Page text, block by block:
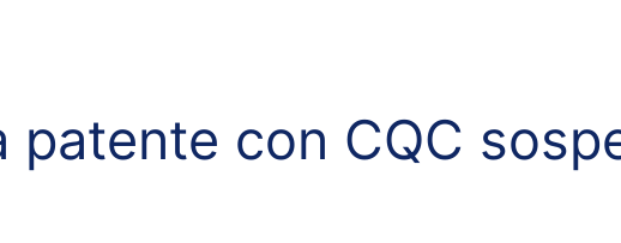
patente con CQC